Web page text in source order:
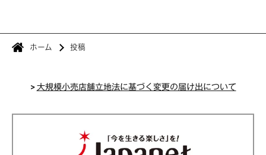
ホーム 投稿
>大規模小売店舗立地法に基づく変更の届け出について